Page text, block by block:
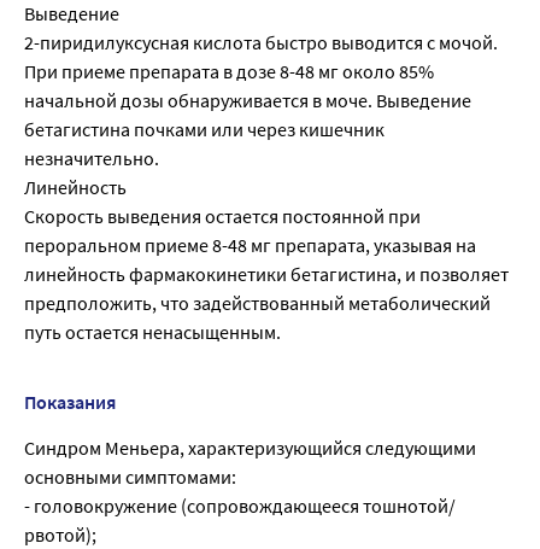
Выведение
2-пиридилуксусная кислота быстро выводится с мочой.
При приеме препарата в дозе 8-48 мг около 85%
начальной дозы обнаруживается в моче. Выведение
бетагистина почками или через кишечник
незначительно.
Линейность
Скорость выведения остается постоянной при
пероральном приеме 8-48 мг препарата, указывая на
линейность фармакокинетики бетагистина, и позволяет
предположить, что задействованный метаболический
путь остается ненасыщенным.
Показания
Синдром Меньера, характеризующийся следующими
основными симптомами:
- головокружение (сопровождающееся тошнотой/
рвотой);